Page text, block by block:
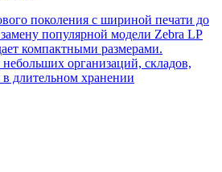
поколения с шириной печати до
популярной модели Zebra LP
компактными размерами.
организаций, складов,
длительном хранении